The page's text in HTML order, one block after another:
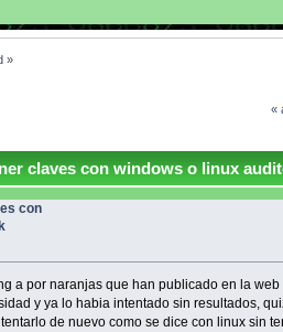
»
«
claves con windows o linux
con
a por naranjas que han publicado en la web
y ya lo habia intentado sin resultados,
de nuevo como se dice con linux sin